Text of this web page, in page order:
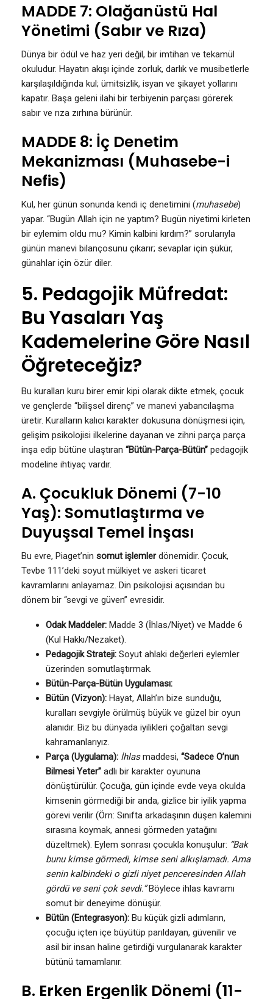
MADDE 7: Olağanüstü Hal
Yönetimi (Sabır ve Rıza)
Dünya bir ödül ve haz yeri değil, bir imtihan ve tekamül
okuludur. Hayatın akışı içinde zorluk, darlık ve musibetlerle
karşılaşıldığında kul; ümitsizlik, isyan ve şikayet yollarını
kapatır. Başa geleni ilahi bir terbiyenin parçası görerek
sabır ve rıza zırhına bürünür.
MADDE 8: İç Denetim
Mekanizması (Muhasebe-i
Nefis)
Kul, her günün sonunda kendi iç denetimini (muhasebe)
yapar. “Bugün Allah için ne yaptım? Bugün niyetimi kirleten
bir eylemim oldu mu? Kimin kalbini kırdım?” sorularıyla
günün manevi bilançosunu çıkarır; sevaplar için şükür,
günahlar için özür diler.
5. Pedagojik Müfredat:
Bu Yasaları Yaş
Kademelerine Göre Nasıl
Öğreteceğiz?
Bu kuralları kuru birer emir kipi olarak dikte etmek, çocuk
ve gençlerde “bilişsel direnç” ve manevi yabancılaşma
üretir. Kuralların kalıcı karakter dokusuna dönüşmesi için,
gelişim psikolojisi ilkelerine dayanan ve zihni parça parça
inşa edip bütüne ulaştıran “Bütün-Parça-Bütün” pedagojik
modeline ihtiyaç vardır.
A. Çocukluk Dönemi (7-10
Yaş): Somutlaştırma ve
Duyuşsal Temel İnşası
Bu evre, Piaget’nin somut işlemlerdönemidir. Çocuk,
Tevbe 111’deki soyut mülkiyet ve askeri ticaret
kavramlarını anlayamaz. Din psikolojisi açısından bu
dönem bir “sevgi ve güven” evresidir.
Odak Maddeler: Madde 3 (İhlas/Niyet) ve Madde 6
(Kul Hakkı/Nezaket).
Pedagojik Strateji: Soyut ahlaki değerleri eylemler
üzerinden somutlaştırmak.
Bütün-Parça-Bütün Uygulaması:
Bütün (Vizyon): Hayat, Allah’ın bize sunduğu,
kuralları sevgiyle örülmüş büyük ve güzel bir oyun
alanıdır. Biz bu dünyada iyilikleri çoğaltan sevgi
kahramanlarıyız.
Parça (Uygulama): İhlasmaddesi, “Sadece O’nun
Bilmesi Yeter” adlı bir karakter oyununa
dönüştürülür. Çocuğa, gün içinde evde veya okulda
kimsenin görmediği bir anda, gizlice bir iyilik yapma
görevi verilir (Örn: Sınıfta arkadaşının düşen kalemini
sırasına koymak, annesi görmeden yatağını
düzeltmek). Eylem sonrası çocukla konuşulur: “Bak
bunu kimse görmedi, kimse seni alkışlamadı. Ama
senin kalbindeki o gizli niyet penceresinden Allah
gördü ve seni çok sevdi.”Böylece ihlas kavramı
somut bir deneyime dönüşür.
Bütün (Entegrasyon): Bu küçük gizli adımların,
çocuğu içten içe büyütüp parıldayan, güvenilir ve
asil bir insan haline getirdiği vurgulanarak karakter
bütünü tamamlanır.
B. Erken Ergenlik Dönemi (11-